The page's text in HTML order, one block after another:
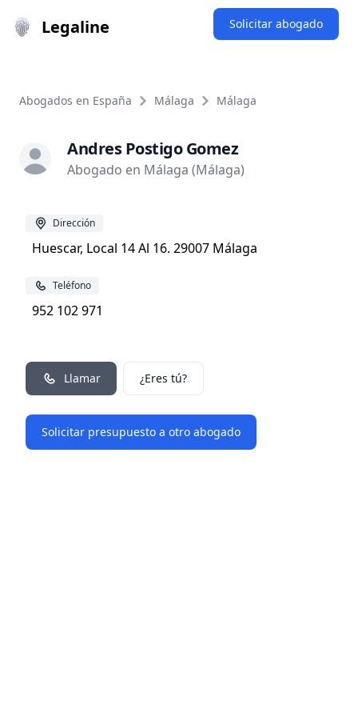
Legaline Solicitar abogado
Abogados en España Málaga Málaga
Andres Postigo Gomez
Abogado en Málaga (Málaga)
Dirección
Huescar, Local 14 Al 16. 29007 Málaga
Teléfono
952 102 971
Llamar ¿Eres tú?
Solicitar presupuesto a otro abogado